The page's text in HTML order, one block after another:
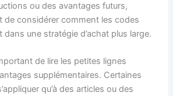
ou des avantages futurs,
de considérer comment les codes
dans une stratégie d’achat plus large.
de lire les petites lignes
supplémentaires. Certaines
qu’à des articles ou des